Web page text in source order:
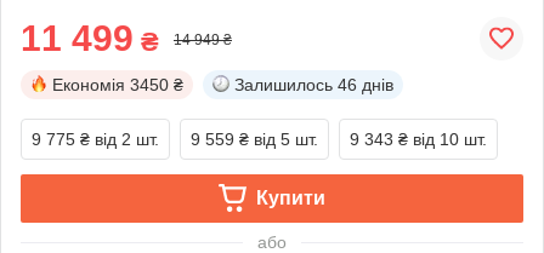
11 499 ₴ 14 949 ₴
Економія 3450 ₴ Залишилось 46 днів
9 775 ₴ від 2 шт. 9 559 ₴ від 5 шт. 9 343 ₴ від 10 шт.
Купити
або